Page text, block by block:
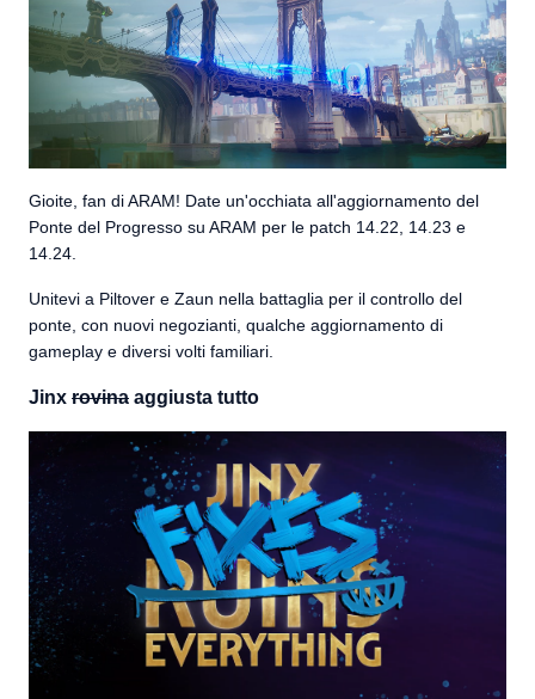
Gioite, fan di ARAM! Date un'occhiata all'aggiornamento del
Ponte del Progresso su ARAM per le patch 14.22, 14.23 e
14.24.
Unitevi a Piltover e Zaun nella battaglia per il controllo del
ponte, con nuovi negozianti, qualche aggiornamento di
gameplay e diversi volti familiari.
Jinx rovina aggiusta tutto